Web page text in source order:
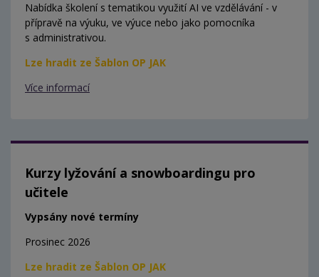
Nabídka školení s tematikou využití AI ve vzdělávání - v
přípravě na výuku, ve výuce nebo jako pomocníka
s administrativou.
Lze hradit ze Šablon OP JAK
Více informací
Kurzy lyžování a snowboardingu pro
učitele
Vypsány nové termíny
Prosinec 2026
Lze hradit ze Šablon OP JAK